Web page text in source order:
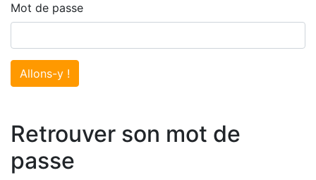
Mot de passe
Allons-y !
Retrouver son mot de
passe